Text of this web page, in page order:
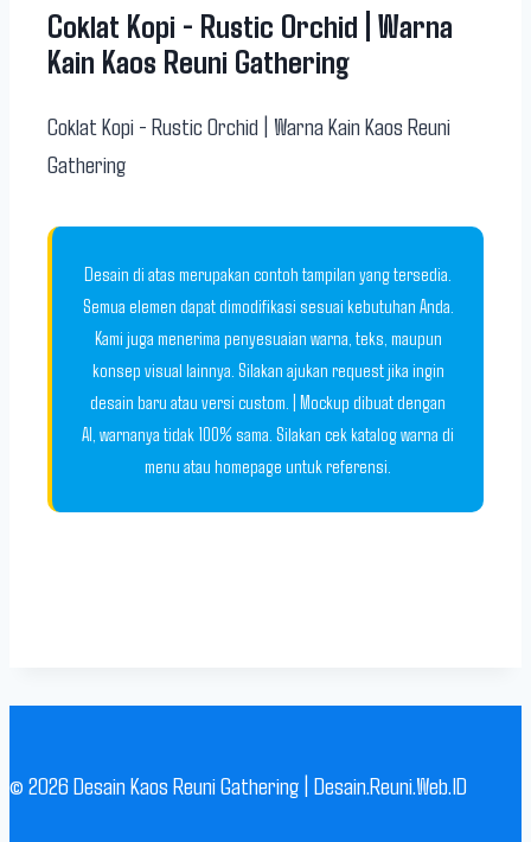
Coklat Kopi - Rustic Orchid | Warna
Kain Kaos Reuni Gathering
Coklat Kopi - Rustic Orchid | Warna Kain Kaos Reuni
Gathering
Desain di atas merupakan contoh tampilan yang tersedia.
Semua elemen dapat dimodifikasi sesuai kebutuhan Anda.
Kami juga menerima penyesuaian warna, teks, maupun
konsep visual lainnya. Silakan ajukan request jika ingin
desain baru atau versi custom. | Mockup dibuat dengan
AI, warnanya tidak 100% sama. Silakan cek katalog warna di
menu atau homepage untuk referensi.
© 2026 Desain Kaos Reuni Gathering | Desain.Reuni.Web.ID